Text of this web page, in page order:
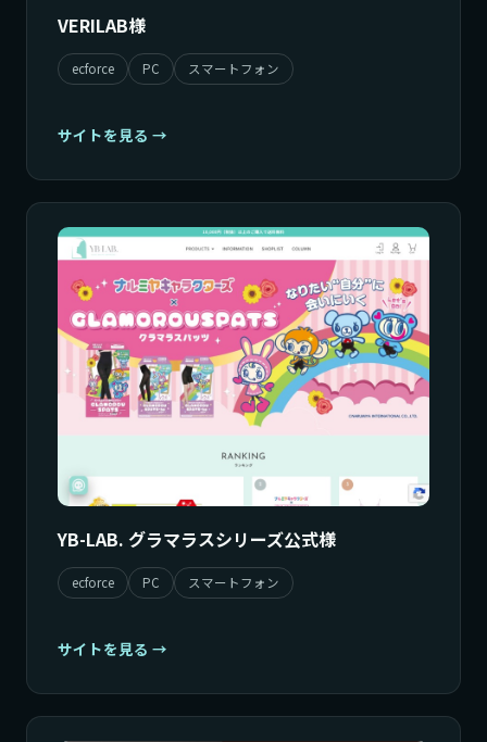
VERILAB様
ecforce PC スマートフォン
サイトを見る
YB-LAB. グラマラスシリーズ公式様
ecforce PC スマートフォン
サイトを見る